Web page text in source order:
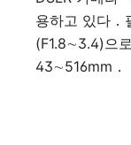
용하고 있다．
(F1.8∼3.4)으
43∼516mm．